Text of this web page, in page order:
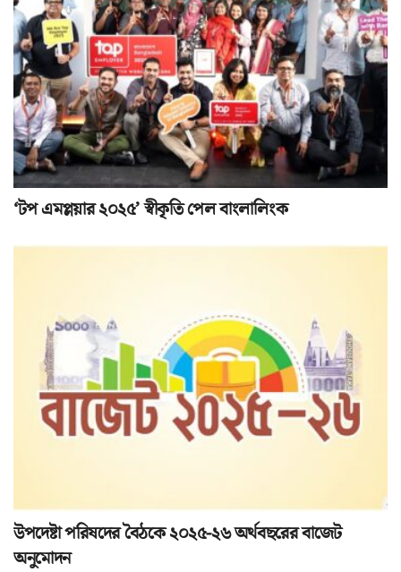
‘টপ এমপ্লয়ার ২০২৫’ স্বীকৃতি পেল বাংলালিংক
উপদেষ্টা পরিষদের বৈঠকে ২০২৫-২৬ অর্থবছরের বাজেট
অনুমোদন